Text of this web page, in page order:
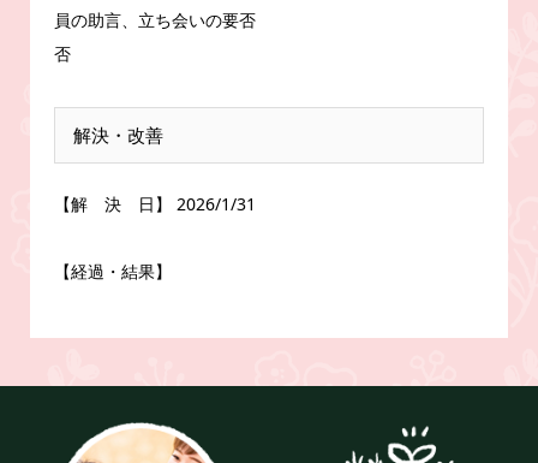
員の助言、立ち会いの要否
否
解決・改善
【解 決 日】 2026/1/31
【経過・結果】